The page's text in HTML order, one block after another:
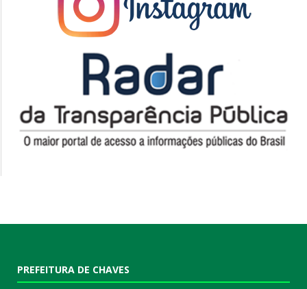
PREFEITURA DE CHAVES